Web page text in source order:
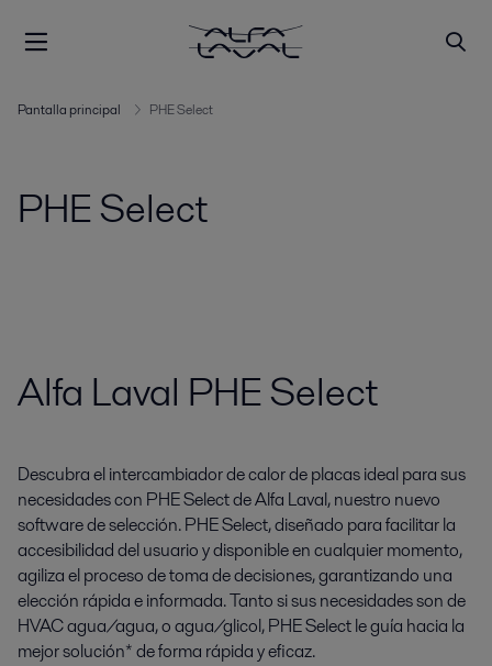
Pantalla principal PHE Select
PHE Select
Alfa Laval PHE Select
Descubra el intercambiador de calor de placas ideal para sus
necesidades con PHE Select de Alfa Laval, nuestro nuevo
software de selección. PHE Select, diseñado para facilitar la
accesibilidad del usuario y disponible en cualquier momento,
agiliza el proceso de toma de decisiones, garantizando una
elección rápida e informada. Tanto si sus necesidades son de
HVAC agua/agua, o agua/glicol, PHE Select le guía hacia la
mejor solución* de forma rápida y eficaz.